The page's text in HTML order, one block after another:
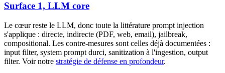
Surface 1, LLM core
Le cœur reste le LLM, donc toute la littérature prompt injection
s'applique : directe, indirecte (PDF, web, email), jailbreak,
compositional. Les contre-mesures sont celles déjà documentées :
input filter, system prompt durci, sanitization à l'ingestion, output
filter. Voir notre stratégie de défense en profondeur.